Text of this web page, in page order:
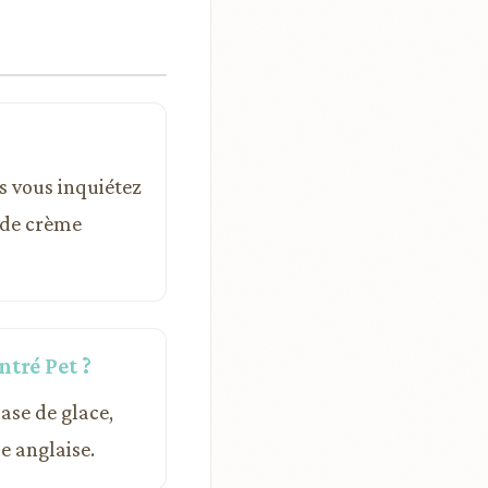
vous inquiétez
crème
Pet ?
de glace,
anglaise.